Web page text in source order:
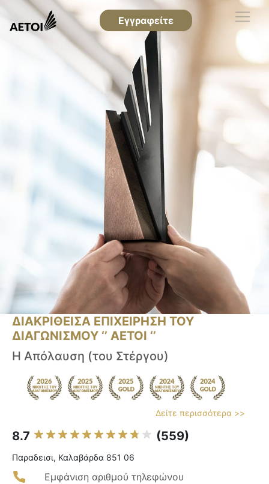
Εγγραφείτε
ΔΙΑΚΡΙΘΕΙΣΑ ΕΠΙΧΕΙΡΗΣΗ ΤΟΥ
ΔΙΑΓΩΝΙΣΜΟΥ ‘’ ΑΕΤΟΙ ‘’
Η Απόλαυση (του Στέργου)
Δείτε περισσότερα >>
8.7 (559)
Παραδεισι, Καλαβάρδα 851 06
Εμφάνιση αριθμού τηλεφώνου